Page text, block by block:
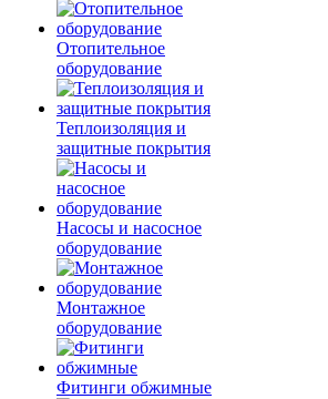
Отопительное
оборудование
Теплоизоляция и
защитные покрытия
Насосы и насосное
оборудование
Монтажное
оборудование
Фитинги обжимные